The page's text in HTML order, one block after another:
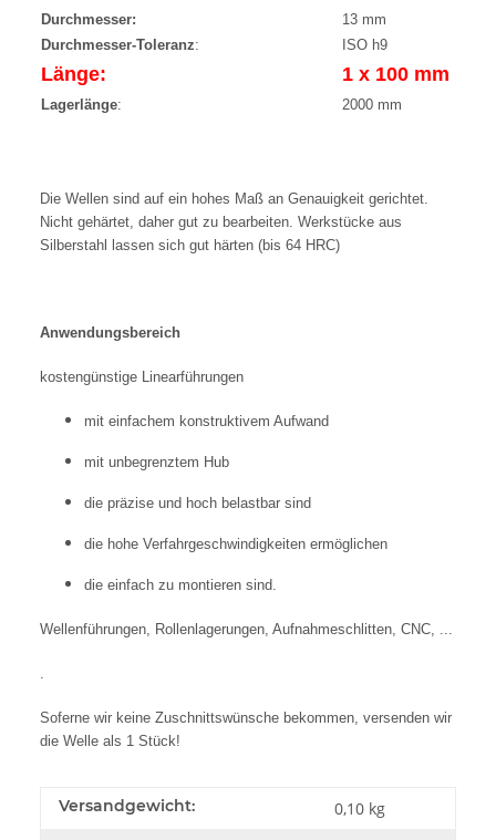
Durchmesser:
13 mm
Durchmesser-Toleranz: ISO h9
Länge: 1 x 100 mm
Lagerlänge: 2000 mm
Die Wellen sind auf ein hohes Maß an Genauigkeit gerichtet.
Nicht gehärtet, daher gut zu bearbeiten. Werkstücke aus
Silberstahl lassen sich gut härten (bis 64 HRC)
Anwendungsbereich
kostengünstige Linearführungen
mit einfachem konstruktivem Aufwand
mit unbegrenztem Hub
die präzise und hoch belastbar sind
die hohe Verfahrgeschwindigkeiten ermöglichen
die einfach zu montieren sind.
Wellenführungen, Rollenlagerungen, Aufnahmeschlitten, CNC, ...
Soferne wir keine Zuschnittswünsche bekommen, versenden wir
die Welle als 1 Stück!
Versandgewicht: 0,10 kg